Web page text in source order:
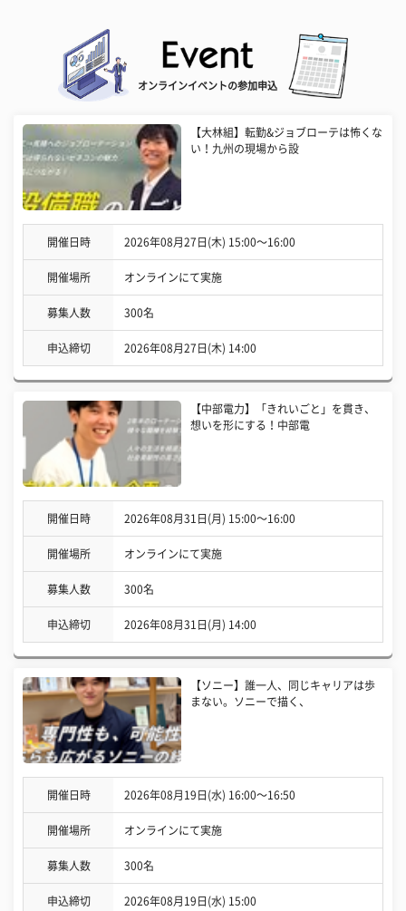
オンラインイベントの参加申込
【大林組】転勤&ジョブローテは怖くな
い！九州の現場から設
開催日時 2026年08月27日(木) 15:00〜16:00
開催場所 オンラインにて実施
募集人数 300名
申込締切 2026年08月27日(木) 14:00
【中部電力】「きれいごと」を貫き、
想いを形にする！中部電
開催日時 2026年08月31日(月) 15:00〜16:00
開催場所 オンラインにて実施
募集人数 300名
申込締切 2026年08月31日(月) 14:00
【ソニー】誰一人、同じキャリアは歩
まない。ソニーで描く、
開催日時 2026年08月19日(水) 16:00〜16:50
開催場所 オンラインにて実施
募集人数 300名
申込締切 2026年08月19日(水) 15:00